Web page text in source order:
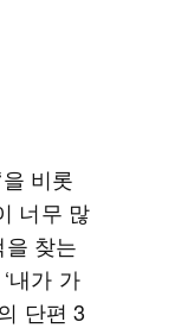
비롯
너무 많
을 찾는
내가 가
단편 3